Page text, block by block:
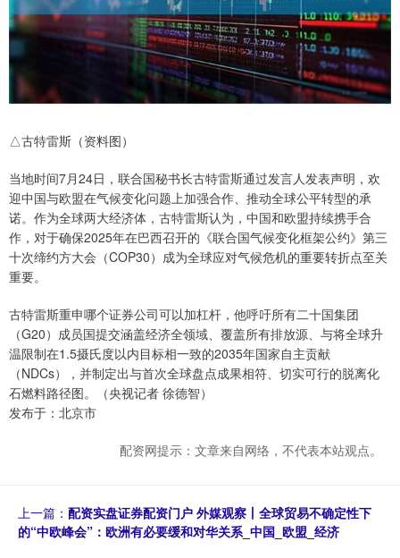
△古特雷斯（资料图）
当地时间7月24日，联合国秘书长古特雷斯通过发言人发表声明，欢
迎中国与欧盟在气候变化问题上加强合作、推动全球公平转型的承
诺。作为全球两大经济体，古特雷斯认为，中国和欧盟持续携手合
作，对于确保2025年在巴西召开的《联合国气候变化框架公约》第三
十次缔约方大会（COP30）成为全球应对气候危机的重要转折点至关
重要。
古特雷斯重申哪个证券公司可以加杠杆，他呼吁所有二十国集团
（G20）成员国提交涵盖经济全领域、覆盖所有排放源、与将全球升
温限制在1.5摄氏度以内目标相一致的2035年国家自主贡献
（NDCs），并制定出与首次全球盘点成果相符、切实可行的脱离化
石燃料路径图。（央视记者 徐德智）
发布于：北京市
配资网提示：文章来自网络，不代表本站观点。
上一篇： 配资实盘证券配资门户 外媒观察丨全球贸易不确定性下
的“中欧峰会”：欧洲有必要缓和对华关系_中国_欧盟_经济